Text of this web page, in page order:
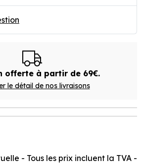
offerte à partir de 69€.
le détail de nos livraisons
- Tous les prix incluent la TVA -